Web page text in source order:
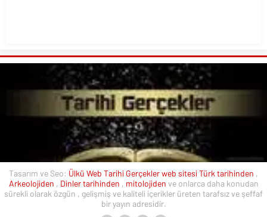
Tasarım ve Seo: Ülkü Web Tarihi Gerçekler web sitesiTürk tarihinden ,
Arkeolojiden , Dinler tarihinden , mitolojiden ve onlarca daha konudan
sürekli olarak özgün , gelişmiş ve kaliteli içerikler üreten tarafsız ve şeffaf
bir yayın adresidir.